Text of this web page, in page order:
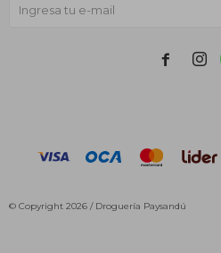
 
© Copyright 2026 / Droguería Paysandú